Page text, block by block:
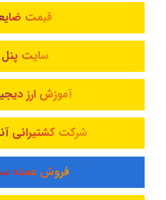
قیمت
سایت
آموزش ارز
شرکت کشتیرانی
فروش عمده